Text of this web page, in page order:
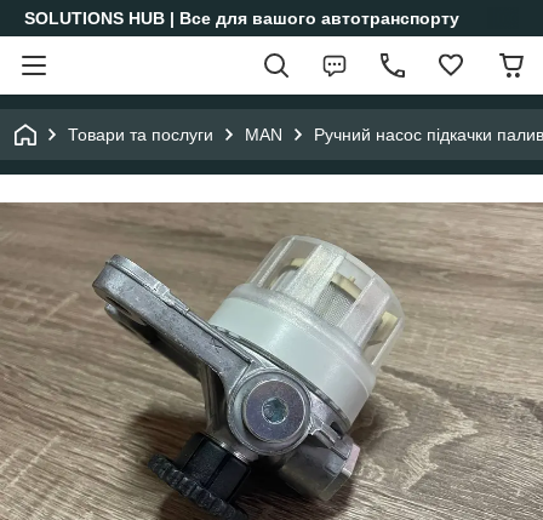
SOLUTIONS HUB | Все для вашого автотранспорту
Товари та послуги MAN Ручний насос підкачки